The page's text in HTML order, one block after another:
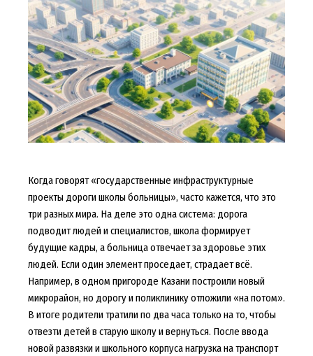
Когда говорят «государственные инфраструктурные
проекты дороги школы больницы», часто кажется, что это
три разных мира. На деле это одна система: дорога
подводит людей и специалистов, школа формирует
будущие кадры, а больница отвечает за здоровье этих
людей. Если один элемент проседает, страдает всё.
Например, в одном пригороде Казани построили новый
микрорайон, но дорогу и поликлинику отложили «на потом».
В итоге родители тратили по два часа только на то, чтобы
отвезти детей в старую школу и вернуться. После ввода
новой развязки и школьного корпуса нагрузка на транспорт